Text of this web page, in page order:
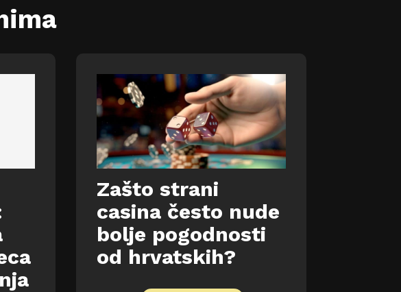
Zašto strani
casina često nude
bolje pogodnosti
od hrvatskih?